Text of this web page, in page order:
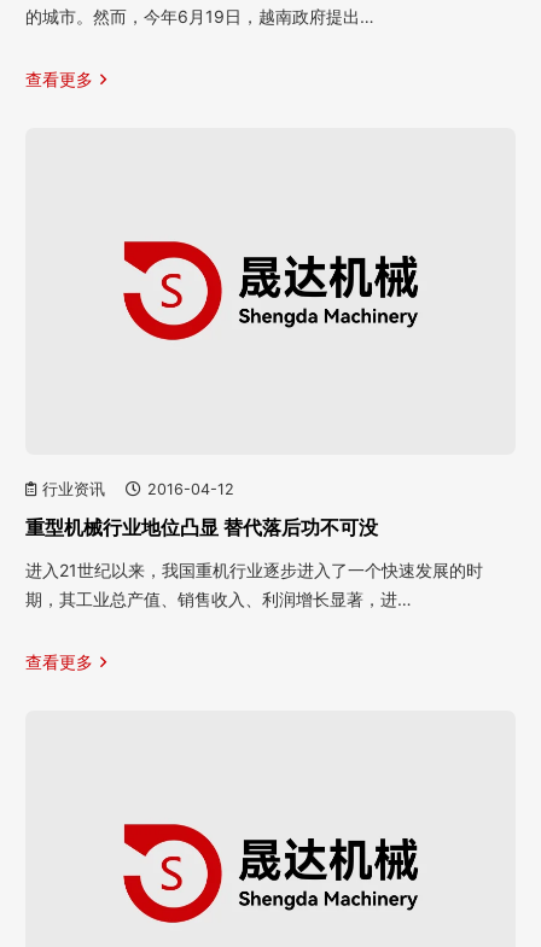
的城市。然而，今年6月19日，越南政府提出…
查看更多
行业资讯 2016-04-12
重型机械行业地位凸显 替代落后功不可没
进入21世纪以来，我国重机行业逐步进入了一个快速发展的时
期，其工业总产值、销售收入、利润增长显著，进…
查看更多